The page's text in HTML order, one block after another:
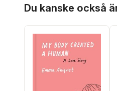
Du kanske också